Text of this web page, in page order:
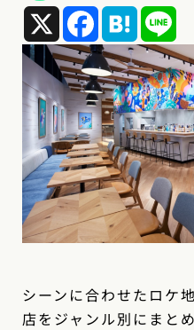
X
Facebook
Hatena
シーンに合わせたロケ
店をジャンル別にまと